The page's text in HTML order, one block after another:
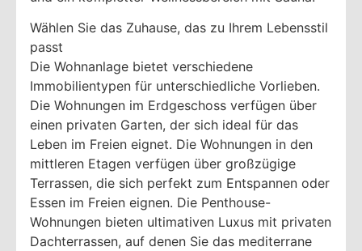
Wählen Sie das Zuhause, das zu Ihrem Lebensstil
passt
Die Wohnanlage bietet verschiedene
Immobilientypen für unterschiedliche Vorlieben.
Die Wohnungen im Erdgeschoss verfügen über
einen privaten Garten, der sich ideal für das
Leben im Freien eignet. Die Wohnungen in den
mittleren Etagen verfügen über großzügige
Terrassen, die sich perfekt zum Entspannen oder
Essen im Freien eignen. Die Penthouse-
Wohnungen bieten ultimativen Luxus mit privaten
Dachterrassen, auf denen Sie das mediterrane